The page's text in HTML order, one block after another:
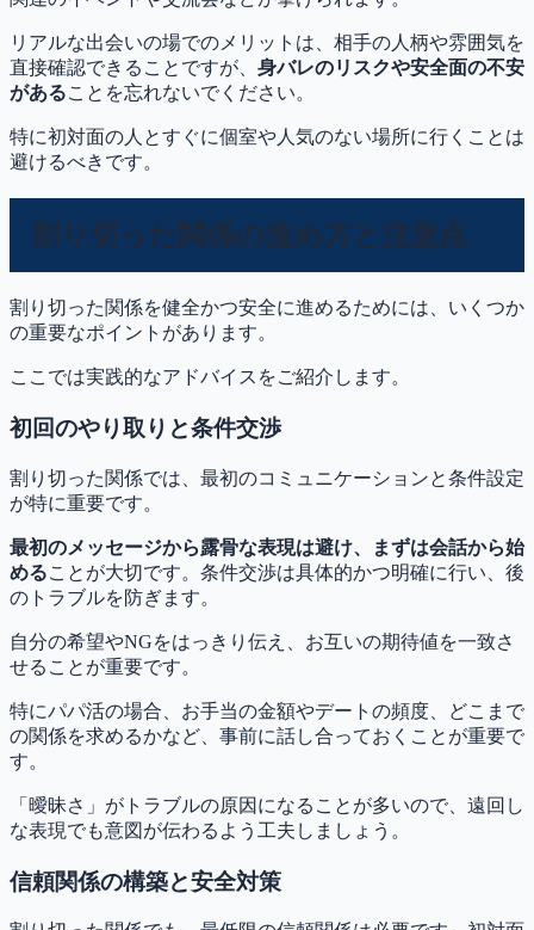
リアルな出会いの場でのメリットは、相手の人柄や雰囲気を
直接確認できることですが、 身バレのリスクや安全面の不安
があることを忘れないでください。
特に初対面の人とすぐに個室や人気のない場所に行くことは
避けるべきです。
割り切った関係の進め方と注意点
割り切った関係を健全かつ安全に進めるためには、いくつか
の重要なポイントがあります。
ここでは実践的なアドバイスをご紹介します。
初回のやり取りと条件交渉
割り切った関係では、最初のコミュニケーションと条件設定
が特に重要です。
最初のメッセージから露骨な表現は避け、まずは会話から始
めることが大切です。条件交渉は具体的かつ明確に行い、後
のトラブルを防ぎます。
自分の希望やNGをはっきり伝え、お互いの期待値を一致さ
せることが重要です。
特にパパ活の場合、お手当の金額やデートの頻度、どこまで
の関係を求めるかなど、事前に話し合っておくことが重要で
す。
「曖昧さ」がトラブルの原因になることが多いので、遠回し
な表現でも意図が伝わるよう工夫しましょう。
信頼関係の構築と安全対策